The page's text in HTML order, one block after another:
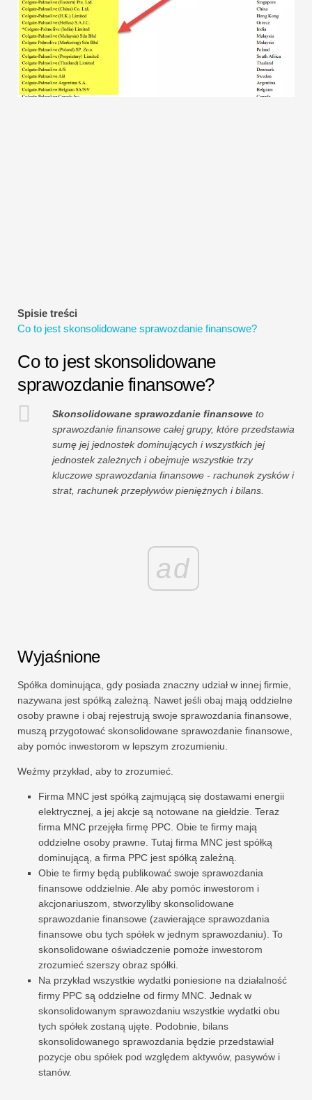
Samouczki dotyczące modelowania finansowego
Pełna forma
Samouczki dotyczące zarządzania ryzykiem
Spisie treści
Co to jest skonsolidowane sprawozdanie finansowe?
Co to jest skonsolidowane
sprawozdanie finansowe?
Skonsolidowane sprawozdanie finansowe to
sprawozdanie finansowe całej grupy, które przedstawia
sumę jej jednostek dominujących i wszystkich jej
jednostek zależnych i obejmuje wszystkie trzy
kluczowe sprawozdania finansowe - rachunek zysków i
strat, rachunek przepływów pieniężnych i bilans.
ad
Wyjaśnione
Spółka dominująca, gdy posiada znaczny udział w innej firmie,
nazywana jest spółką zależną. Nawet jeśli obaj mają oddzielne
osoby prawne i obaj rejestrują swoje sprawozdania finansowe,
muszą przygotować skonsolidowane sprawozdanie finansowe,
aby pomóc inwestorom w lepszym zrozumieniu.
Weźmy przykład, aby to zrozumieć.
Firma MNC jest spółką zajmującą się dostawami energii
elektrycznej, a jej akcje są notowane na giełdzie. Teraz
firma MNC przejęła firmę PPC. Obie te firmy mają
oddzielne osoby prawne. Tutaj firma MNC jest spółką
dominującą, a firma PPC jest spółką zależną.
Obie te firmy będą publikować swoje sprawozdania
finansowe oddzielnie. Ale aby pomóc inwestorom i
akcjonariuszom, stworzyliby skonsolidowane
sprawozdanie finansowe (zawierające sprawozdania
finansowe obu tych spółek w jednym sprawozdaniu). To
skonsolidowane oświadczenie pomoże inwestorom
zrozumieć szerszy obraz spółki.
Na przykład wszystkie wydatki poniesione na działalność
firmy PPC są oddzielne od firmy MNC. Jednak w
skonsolidowanym sprawozdaniu wszystkie wydatki obu
tych spółek zostaną ujęte. Podobnie, bilans
skonsolidowanego sprawozdania będzie przedstawiał
pozycje obu spółek pod względem aktywów, pasywów i
stanów.